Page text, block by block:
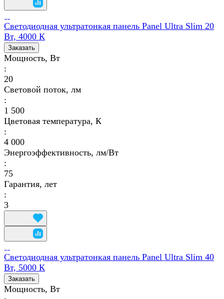
Светодиодная ультратонкая панель Panel Ultra Slim 20
Вт, 4000 К
Заказать
Мощность, Вт
:
20
Световой поток, лм
:
1 500
Цветовая температура, К
:
4 000
Энергоэффективность, лм/Вт
:
75
Гарантия, лет
:
3
Светодиодная ультратонкая панель Panel Ultra Slim 40
Вт, 5000 К
Заказать
Мощность, Вт